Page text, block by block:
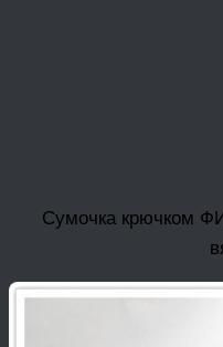
Сумочка крючком